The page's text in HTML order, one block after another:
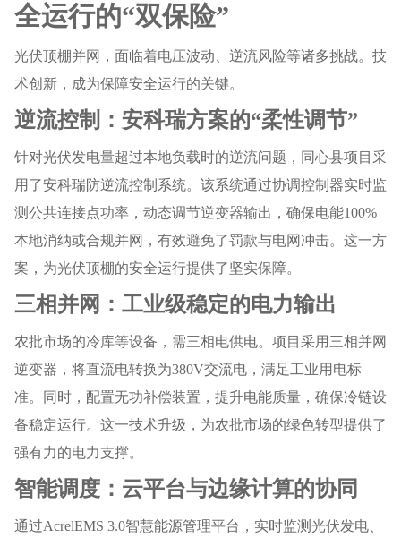
全运行的“双保险”
光伏顶棚并网，面临着电压波动、逆流风险等诸多挑战。技
术创新，成为保障安全运行的关键。
逆流控制：安科瑞方案的“柔性调节”
针对光伏发电量超过本地负载时的逆流问题，同心县项目采
用了安科瑞防逆流控制系统。该系统通过协调控制器实时监
测公共连接点功率，动态调节逆变器输出，确保电能100%
本地消纳或合规并网，有效避免了罚款与电网冲击。这一方
案，为光伏顶棚的安全运行提供了坚实保障。
三相并网：工业级稳定的电力输出
农批市场的冷库等设备，需三相电供电。项目采用三相并网
逆变器，将直流电转换为380V交流电，满足工业用电标
准。同时，配置无功补偿装置，提升电能质量，确保冷链设
备稳定运行。这一技术升级，为农批市场的绿色转型提供了
强有力的电力支撑。
智能调度：云平台与边缘计算的协同
通过AcrelEMS 3.0智慧能源管理平台，实时监测光伏发电、